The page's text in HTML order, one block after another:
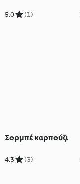
5.0 (1)
Σορμπέ καρπούζι
4.3 (3)